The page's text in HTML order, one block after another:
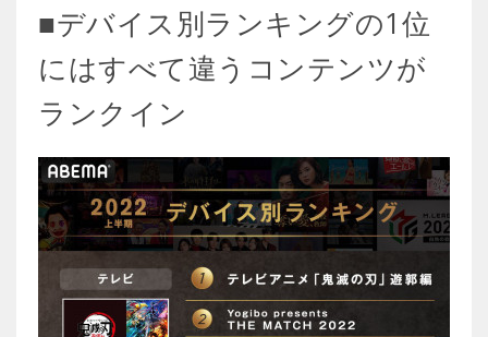
■デバイス別ランキングの1位
にはすべて違うコンテンツが
ランクイン